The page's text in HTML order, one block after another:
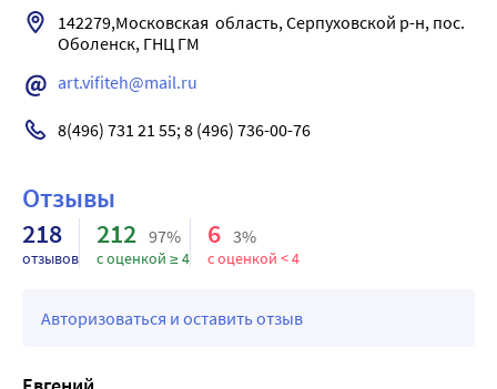
142279,Московская  область, Серпуховской р-н, пос.
art.vifiteh@mail.ru
8(496) 731 21 55; 8 (496) 736-00-76
Отзывы
218
отзывов
212 97%
с оценкой ≥ 4
6 3%
с оценкой < 4
Авторизоваться и оставить отзыв